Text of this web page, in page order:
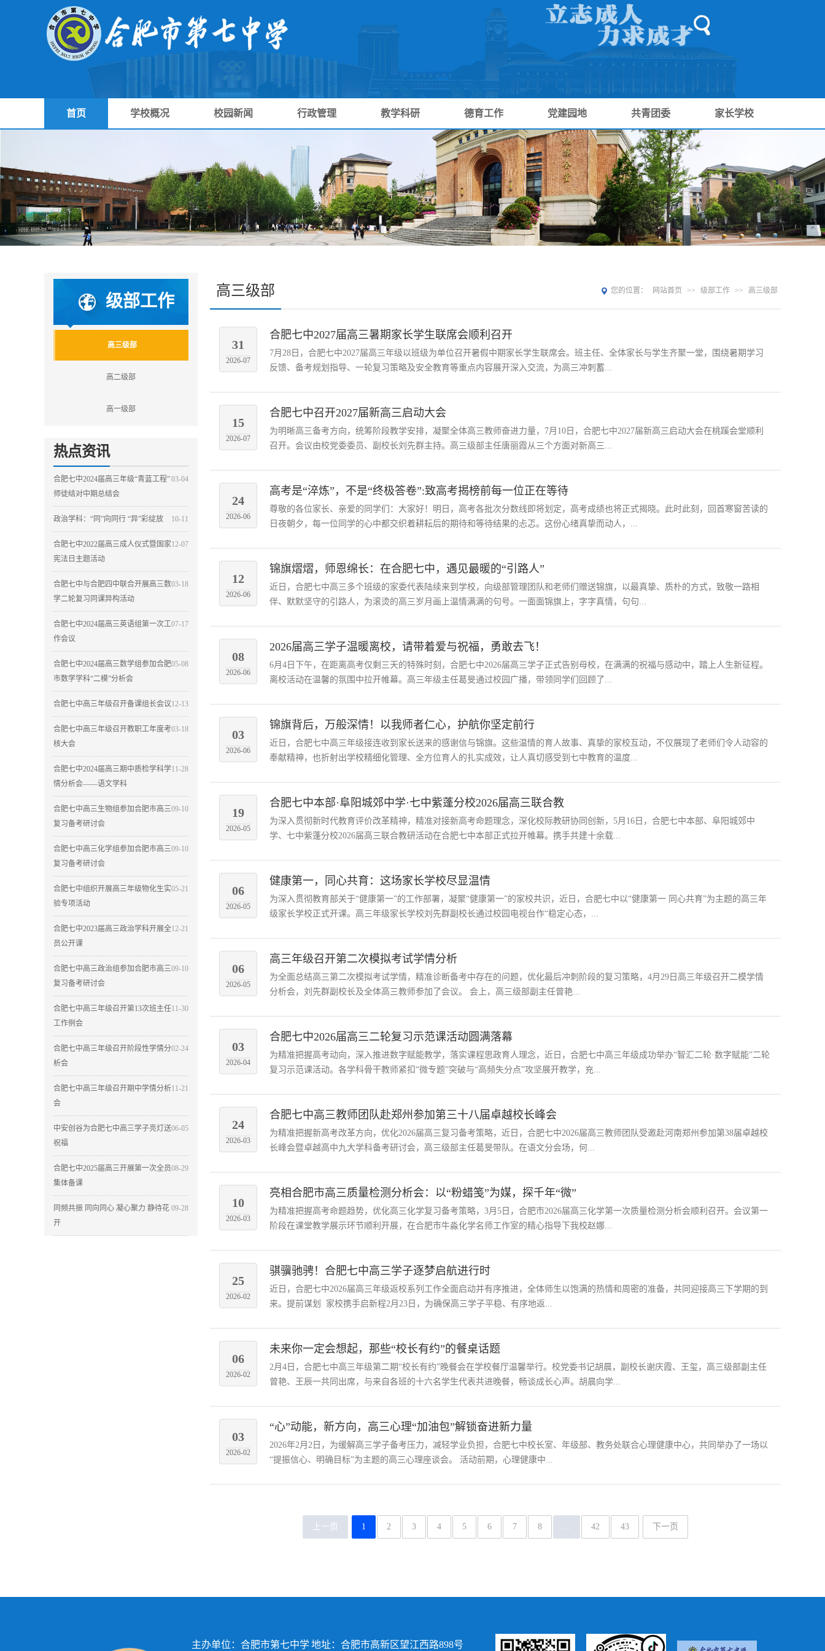
首页 学校概况 校园新闻 行政管理 教学科研 德育工作 党建园地 共青团委 家长学校
级部工作
高三级部
高二级部
高一级部
热点资讯
03-04
合肥七中2024届高三年级“青蓝工程”
师徒结对中期总结会
10-11
政治学科：“同”向同行 “异”彩绽放
12-07
合肥七中2022届高三成人仪式暨国家
宪法日主题活动
03-18
合肥七中与合肥四中联合开展高三数
学二轮复习同课异构活动
07-17
合肥七中2024届高三英语组第一次工
作会议
05-08
合肥七中2024届高三数学组参加合肥
市数学学科“二模”分析会
12-13
合肥七中高三年级召开备课组长会议
03-18
合肥七中高三年级召开教职工年度考
核大会
11-28
合肥七中2024届高三期中质检学科学
情分析会——语文学科
09-10
合肥七中高三生物组参加合肥市高三
复习备考研讨会
09-10
合肥七中高三化学组参加合肥市高三
复习备考研讨会
05-21
合肥七中组织开展高三年级物化生实
验专项活动
12-21
合肥七中2023届高三政治学科开展全
员公开课
09-10
合肥七中高三政治组参加合肥市高三
复习备考研讨会
11-30
合肥七中高三年级召开第13次班主任
工作例会
02-24
合肥七中高三年级召开阶段性学情分
析会
11-21
合肥七中高三年级召开期中学情分析
会
06-05
中安创谷为合肥七中高三学子亮灯送
祝福
08-29
合肥七中2025届高三开展第一次全员
集体备课
09-28
同频共振 同向同心 凝心聚力 静待花
开
您的位置： 网站首页 >> 级部工作 >> 高三级部
高三级部
31
2026-07
合肥七中2027届高三暑期家长学生联席会顺利召开
7月28日，合肥七中2027届高三年级以班级为单位召开暑假中期家长学生联席会。班主任、全体家长与学生齐聚一堂，围绕暑期学习
反馈、备考规划指导、一轮复习策略及安全教育等重点内容展开深入交流，为高三冲刺蓄...
15
2026-07
合肥七中召开2027届新高三启动大会
为明晰高三备考方向，统筹阶段教学安排，凝聚全体高三教师奋进力量，7月10日，合肥七中2027届新高三启动大会在桃蹊会堂顺利
召开。会议由校党委委员、副校长刘先群主持。高三级部主任唐丽霞从三个方面对新高三...
24
2026-06
高考是“淬炼”，不是“终极答卷”:致高考揭榜前每一位正在等待
尊敬的各位家长、亲爱的同学们：大家好！明日，高考各批次分数线即将划定，高考成绩也将正式揭晓。此时此刻，回首寒窗苦读的
日夜朝夕，每一位同学的心中都交织着耕耘后的期待和等待结果的忐忑。这份心绪真挚而动人，...
12
2026-06
锦旗熠熠，师恩绵长：在合肥七中，遇见最暖的“引路人”
近日，合肥七中高三多个班级的家委代表陆续来到学校，向级部管理团队和老师们赠送锦旗，以最真挚、质朴的方式，致敬一路相
伴、默默坚守的引路人，为滚烫的高三岁月画上温情满满的句号。一面面锦旗上，字字真情，句句...
08
2026-06
2026届高三学子温暖离校，请带着爱与祝福，勇敢去飞！
6月4日下午，在距离高考仅剩三天的特殊时刻，合肥七中2026届高三学子正式告别母校，在满满的祝福与感动中，踏上人生新征程。
离校活动在温馨的氛围中拉开帷幕。高三年级主任葛旻通过校园广播，带领同学们回顾了...
03
2026-06
锦旗背后，万般深情！以我师者仁心，护航你坚定前行
近日，合肥七中高三年级接连收到家长送来的感谢信与锦旗。这些温情的育人故事、真挚的家校互动，不仅展现了老师们令人动容的
奉献精神，也折射出学校精细化管理、全方位育人的扎实成效，让人真切感受到七中教育的温度...
19
2026-05
合肥七中本部·阜阳城郊中学·七中紫蓬分校2026届高三联合教
为深入贯彻新时代教育评价改革精神，精准对接新高考命题理念，深化校际教研协同创新，5月16日，合肥七中本部、阜阳城郊中
学、七中紫蓬分校2026届高三联合教研活动在合肥七中本部正式拉开帷幕。携手共建十余载...
06
2026-05
健康第一，同心共育：这场家长学校尽显温情
为深入贯彻教育部关于“健康第一”的工作部署，凝聚“健康第一”的家校共识，近日，合肥七中以“健康第一 同心共育”为主题的高三年
级家长学校正式开课。高三年级家长学校刘先群副校长通过校园电视台作“稳定心态，...
06
2026-05
高三年级召开第二次模拟考试学情分析
为全面总结高三第二次模拟考试学情，精准诊断备考中存在的问题，优化最后冲刺阶段的复习策略，4月29日高三年级召开二模学情
分析会，刘先群副校长及全体高三教师参加了会议。 会上，高三级部副主任曾艳...
03
2026-04
合肥七中2026届高三二轮复习示范课活动圆满落幕
为精准把握高考动向，深入推进数字赋能教学，落实课程思政育人理念，近日，合肥七中高三年级成功举办“智汇二轮·数字赋能”二轮
复习示范课活动。各学科骨干教师紧扣“微专题”突破与“高频失分点”攻坚展开教学，充...
24
2026-03
合肥七中高三教师团队赴郑州参加第三十八届卓越校长峰会
为精准把握新高考改革方向，优化2026届高三复习备考策略，近日，合肥七中2026届高三教师团队受邀赴河南郑州参加第38届卓越校
长峰会暨卓越高中九大学科备考研讨会，高三级部主任葛旻带队。在语文分会场，何...
10
2026-03
亮相合肥市高三质量检测分析会：以“粉蜡笺”为媒，探千年“微”
为精准把握高考命题趋势，优化高三化学复习备考策略，3月5日，合肥市2026届高三化学第一次质量检测分析会顺利召开。会议第一
阶段在课堂教学展示环节顺利开展，在合肥市牛淼化学名师工作室的精心指导下我校赵娜...
25
2026-02
骐骥驰骋！合肥七中高三学子逐梦启航进行时
近日，合肥七中2026届高三年级返校系列工作全面启动并有序推进，全体师生以饱满的热情和周密的准备，共同迎接高三下学期的到
来。提前谋划 家校携手启新程2月23日，为确保高三学子平稳、有序地返...
06
2026-02
未来你一定会想起，那些“校长有约”的餐桌话题
2月4日，合肥七中高三年级第二期“校长有约”晚餐会在学校餐厅温馨举行。校党委书记胡晨，副校长谢庆霞、王玺，高三级部副主任
曾艳、王辰一共同出席，与来自各班的十六名学生代表共进晚餐，畅谈成长心声。胡晨向学...
03
2026-02
“心”动能，新方向，高三心理“加油包”解锁奋进新力量
2026年2月2日，为缓解高三学子备考压力，减轻学业负担，合肥七中校长室、年级部、教务处联合心理健康中心，共同举办了一场以
“提振信心、明确目标”为主题的高三心理座谈会。 活动前期，心理健康中...
上一页 1 2 3 4 5 6 7 8 ... 42 43 下一页
主办单位：合肥市第七中学 地址：合肥市高新区望江西路898号